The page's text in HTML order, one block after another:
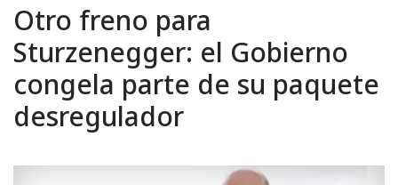
Otro freno para
Sturzenegger: el Gobierno
congela parte de su paquete
desregulador